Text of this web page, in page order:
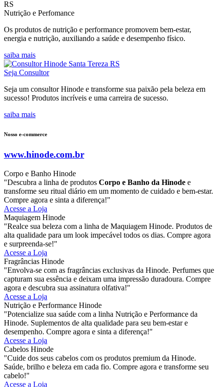
Nutrição e Perfomance
Os produtos de nutrição e performance promovem bem-estar,
energia e nutrição, auxiliando a saúde e desempenho físico.
saiba mais
Seja Consultor
Seja um consultor Hinode e transforme sua paixão pela beleza em
sucesso! Produtos incríveis e uma carreira de sucesso.
saiba mais
Nosso e-commerce
www.hinode.com.br
Corpo e Banho Hinode
"Descubra a linha de produtos Corpo e Banho da Hinode e
transforme seu ritual diário em um momento de cuidado e bem-estar.
Compre agora e sinta a diferença!"
Acesse a Loja
Maquiagem Hinode
"Realce sua beleza com a linha de Maquiagem Hinode. Produtos de
alta qualidade para um look impecável todos os dias. Compre agora
e surpreenda-se!"
Acesse a Loja
Fragrâncias Hinode
"Envolva-se com as fragrâncias exclusivas da Hinode. Perfumes que
capturam sua essência e deixam uma impressão duradoura. Compre
agora e descubra sua assinatura olfativa!"
Acesse a Loja
Nutrição e Performance Hinode
"Potencialize sua saúde com a linha Nutrição e Performance da
Hinode. Suplementos de alta qualidade para seu bem-estar e
desempenho. Compre agora e sinta a diferença!"
Acesse a Loja
Cabelos Hinode
"Cuide dos seus cabelos com os produtos premium da Hinode.
Saúde, brilho e beleza em cada fio. Compre agora e transforme seu
cabelo!"
Acesse a Loja